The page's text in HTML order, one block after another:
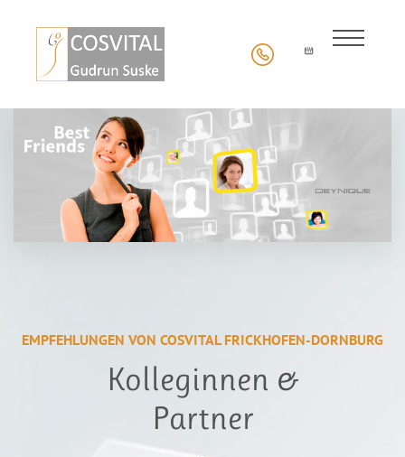
EMPFEHLUNGEN VON COSVITAL FRICKHOFEN-DORNBURG
Kolleginnen &
Partner